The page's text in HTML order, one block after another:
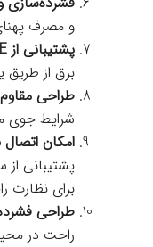
و مصرف
پشتیبانی از PoE
برق از
طراحی مقاوم
شرایط جوی
امکان
پشتیبانی
برای نظارت
طراحی
راحت در